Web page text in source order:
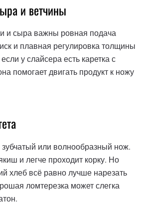
и ветчины
и сыра важны ровная подача
и плавная регулировка толщины
у слайсера есть каретка с
помогает двигать продукт к ножу
или волнообразный нож.
и легче проходит корку. Но
хлеб всё равно лучше нарезать
ломтерезка может слегка